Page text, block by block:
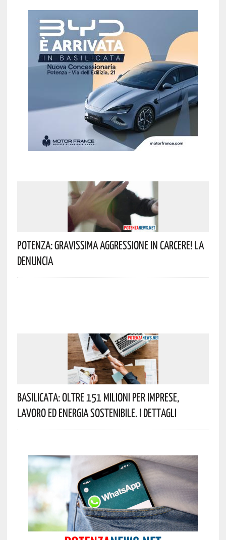
Potenza: Gravissima Aggressione In Carcere! La
Denuncia
Basilicata: Oltre 151 Milioni Per Imprese,
Lavoro Ed Energia Sostenibile. I Dettagli